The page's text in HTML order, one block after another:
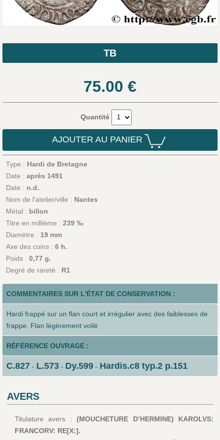
TB
75.00 €
Quantité
AJOUTER AU PANIER
Type : Hardi de Bretagne
Date : après 1491
Date : n.d.
Nom de l'atelier/ville : Nantes
Métal : billon
Titre en millième : 239 ‰
Diamètre : 19 mm
Axe des coins : 6 h.
Poids : 0,77 g.
Degré de rareté : R1
COMMENTAIRES SUR L'ÉTAT DE CONSERVATION :
Hardi frappé sur un flan court et irrégulier avec des faiblesses de
frappe. Flan légèrement voilé
RÉFÉRENCE OUVRAGE :
C.827- L.573- Dy.599- Hardis.c8 typ.2 p.151
AVERS
Titulature avers :(MOUCHETURE D’HERMINE) KAROLVS:
FRANCORV: RE[X:].